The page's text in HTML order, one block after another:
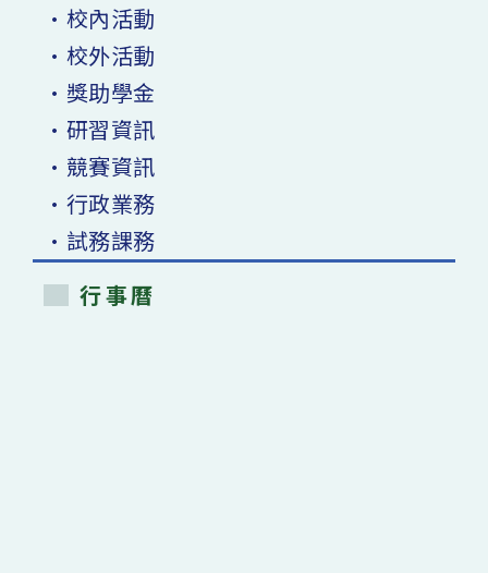
•校內活動
•校外活動
•獎助學金
•研習資訊
•競賽資訊
•行政業務
•試務課務
行事曆